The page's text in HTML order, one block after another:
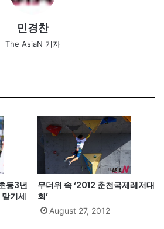
민경찬
The AsiaN 기자
등3년
기세
무더위 속 ‘2012 춘천국제레저대
회’
August 27, 2012